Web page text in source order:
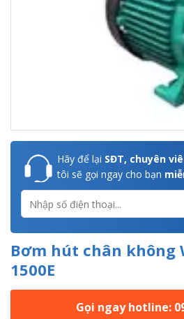
Hãy để lại SĐT, chuyên
tôi sẽ gọi ngay cho bạn
Bơm hút chân không
1500E
Gọi ngay hotline: